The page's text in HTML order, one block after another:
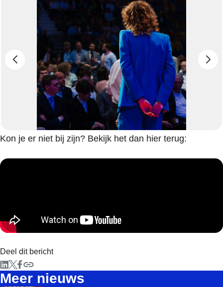
Kon je er niet bij zijn? Bekijk het dan hier terug:
Deel dit bericht
Meer nieuws